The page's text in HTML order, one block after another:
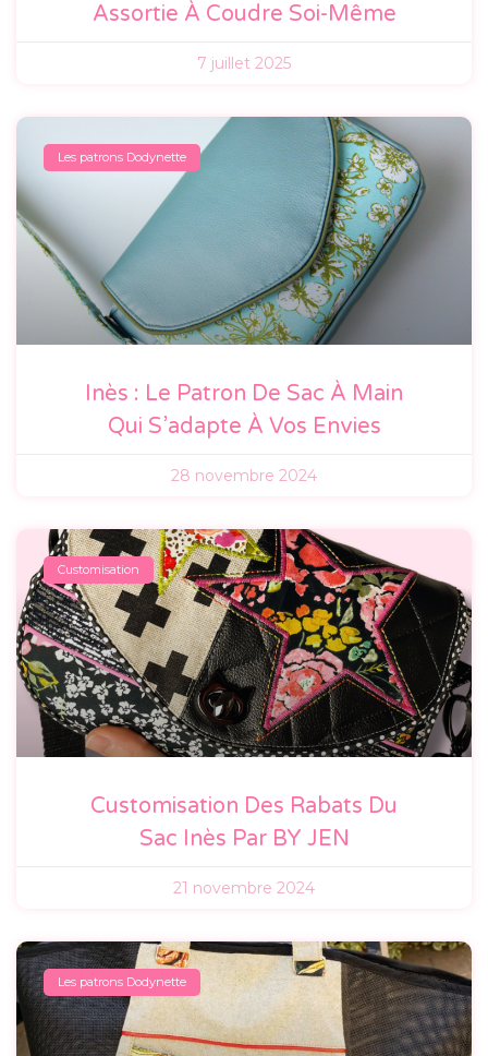
Assortie À Coudre Soi-Même
7 juillet 2025
Les patrons Dodynette
Inès : Le Patron De Sac À Main
Qui S’adapte À Vos Envies
28 novembre 2024
Customisation
Customisation Des Rabats Du
Sac Inès Par BY JEN
21 novembre 2024
Les patrons Dodynette